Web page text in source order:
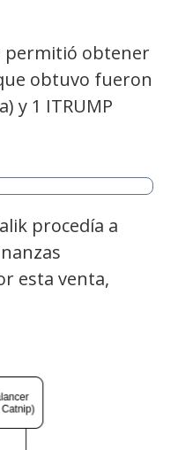
permitió obtener
obtuvo fueron
y 1 ITRUMP
procedía a
esta venta,